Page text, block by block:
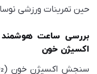
حین تمرینات ورزشی
اکسیژن خون